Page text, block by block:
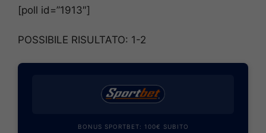
[poll id=”1913″]
POSSIBILE RISULTATO: 1-2
BONUS SPORTBET: 100€ SUBITO